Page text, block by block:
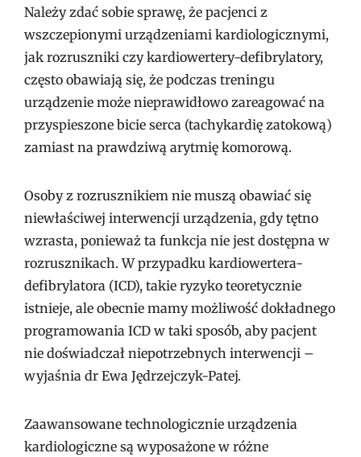
Należy zdać sobie sprawę, że pacjenci z
wszczepionymi urządzeniami kardiologicznymi,
jak rozruszniki czy kardiowertery-defibrylatory,
często obawiają się, że podczas treningu
urządzenie może nieprawidłowo zareagować na
przyspieszone bicie serca (tachykardię zatokową)
zamiast na prawdziwą arytmię komorową.
Osoby z rozrusznikiem nie muszą obawiać się
niewłaściwej interwencji urządzenia, gdy tętno
wzrasta, ponieważ ta funkcja nie jest dostępna w
rozrusznikach. W przypadku kardiowertera-
defibrylatora (ICD), takie ryzyko teoretycznie
istnieje, ale obecnie mamy możliwość dokładnego
programowania ICD w taki sposób, aby pacjent
nie doświadczał niepotrzebnych interwencji –
wyjaśnia dr Ewa Jędrzejczyk-Patej.
Zaawansowane technologicznie urządzenia
kardiologiczne są wyposażone w różne